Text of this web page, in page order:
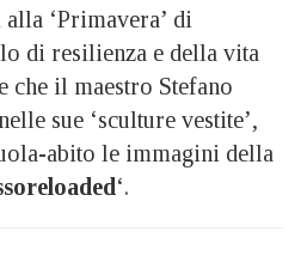
‘Primavera’ di
di resilienza e della vita
il maestro Stefano
sue ‘sculture vestite’,
abito le immagini della
‘.